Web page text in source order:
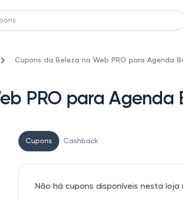
Cupons da Beleza na Web PRO para Agenda
PRO para Agenda
Cupons Cashback
Não há cupons disponíveis nesta